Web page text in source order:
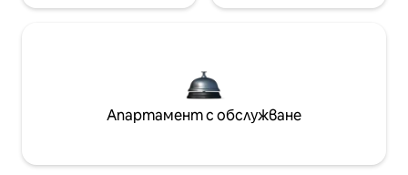
Апартамент с обслужване